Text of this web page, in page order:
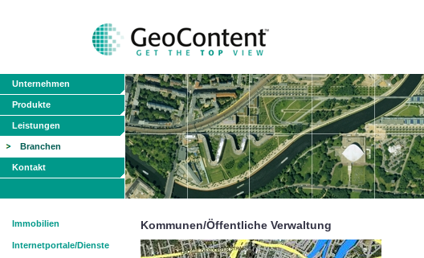
Unternehmen
Produkte
Leistungen
Branchen
Kontakt
Immobilien
Internetportale/Dienste
Kommunen/Öffentliche Verwaltung